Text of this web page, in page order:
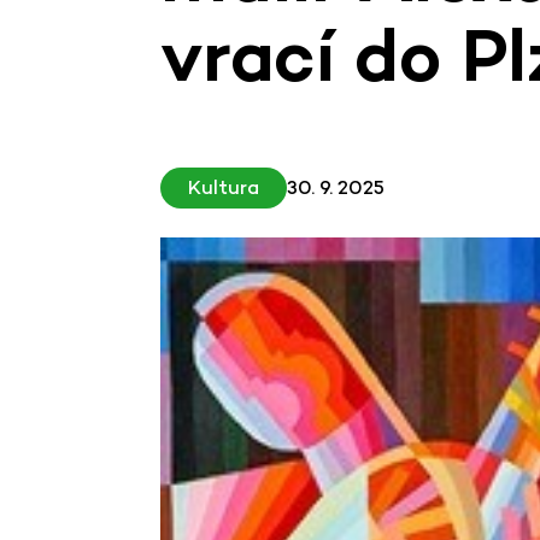
vrací do
Kultura 30. 9. 2025